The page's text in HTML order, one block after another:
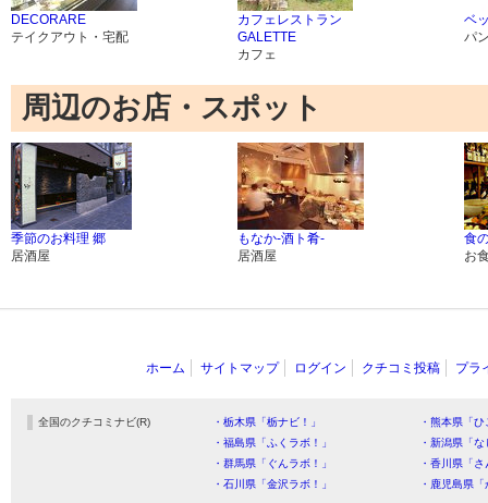
DECORARE
テイクアウト・宅配
カフェレストラン
GALETTE
カフェ
ベ
パ
周辺のお店・スポット
季節のお料理 郷
居酒屋
もなか-酒ト肴-
居酒屋
食
お
ホーム サイトマップ ログイン クチコミ投稿 プラ
全国のクチコミナビ(R) ・栃木県「栃ナビ！」
・熊本県「
・福島県「ふくラボ！」
・新潟県「
・群馬県「ぐんラボ！」
・香川県「
・石川県「金沢ラボ！」
・鹿児島県